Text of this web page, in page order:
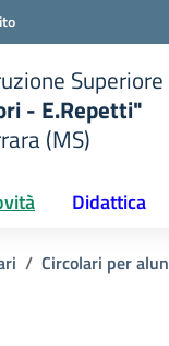
Superiore
- E.Repetti"
(MS)
Didattica
Circolari per